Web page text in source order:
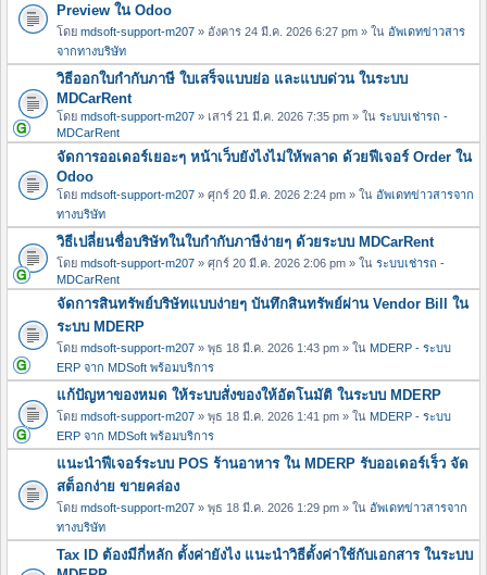
Preview ใน Odoo
โดย mdsoft-support-m207 » อังคาร 24 มี.ค. 2026 6:27 pm » ใน อัพเดทข่าวสาร
จากทางบริษัท
วิธีออกใบกำกับภาษี ใบเสร็จแบบย่อ และแบบด่วน ในระบบ
MDCarRent
โดย mdsoft-support-m207 » เสาร์ 21 มี.ค. 2026 7:35 pm » ใน ระบบเช่ารถ -
MDCarRent
จัดการออเดอร์เยอะๆ หน้าเว็บยังไงไม่ให้พลาด ด้วยฟีเจอร์ Order ใน
Odoo
โดย mdsoft-support-m207 » ศุกร์ 20 มี.ค. 2026 2:24 pm » ใน อัพเดทข่าวสารจาก
ทางบริษัท
วิธีเปลี่ยนชื่อบริษัทในใบกำกับภาษีง่ายๆ ด้วยระบบ MDCarRent
โดย mdsoft-support-m207 » ศุกร์ 20 มี.ค. 2026 2:06 pm » ใน ระบบเช่ารถ -
MDCarRent
จัดการสินทรัพย์บริษัทแบบง่ายๆ บันทึกสินทรัพย์ผ่าน Vendor Bill ใน
ระบบ MDERP
โดย mdsoft-support-m207 » พุธ 18 มี.ค. 2026 1:43 pm » ใน MDERP - ระบบ
ERP จาก MDSoft พร้อมบริการ
แก้ปัญหาของหมด ให้ระบบสั่งของให้อัตโนมัติ ในระบบ MDERP
โดย mdsoft-support-m207 » พุธ 18 มี.ค. 2026 1:41 pm » ใน MDERP - ระบบ
ERP จาก MDSoft พร้อมบริการ
แนะนำฟีเจอร์ระบบ POS ร้านอาหาร ใน MDERP รับออเดอร์เร็ว จัด
สต็อกง่าย ขายคล่อง
โดย mdsoft-support-m207 » พุธ 18 มี.ค. 2026 1:29 pm » ใน อัพเดทข่าวสารจาก
ทางบริษัท
Tax ID ต้องมีกี่หลัก ตั้งค่ายังไง แนะนำวิธีตั้งค่าใช้กับเอกสาร ในระบบ